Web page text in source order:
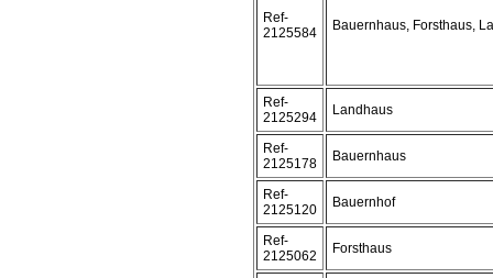
Ref-
2125584
Bauernhaus, Forsthaus,
Ref-
2125294
Landhaus
Ref-
2125178
Bauernhaus
Ref-
2125120
Bauernhof
Ref-
2125062
Forsthaus